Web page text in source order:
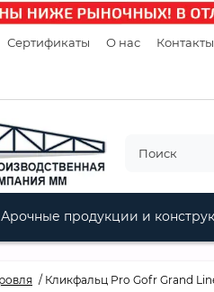
Сертификаты О нас
Арочные продукции и
Кликфальц Pro Gofr Grand